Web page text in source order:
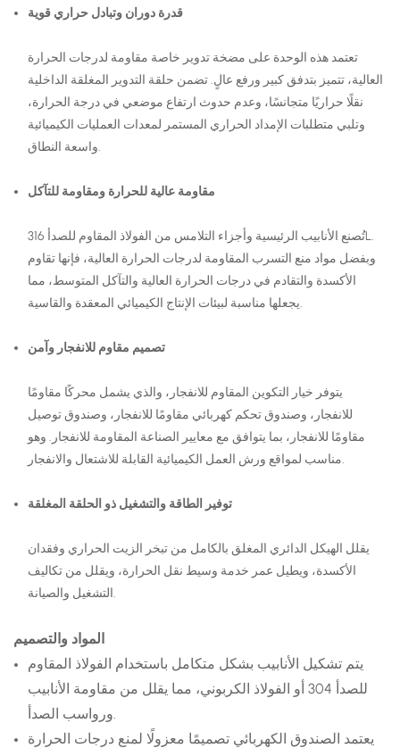
قدرة دوران وتبادل حراري قوية
تعتمد هذه الوحدة على مضخة تدوير خاصة مقاومة لدرجات الحرارة
العالية، تتميز بتدفق كبير ورفع عالٍ. تضمن حلقة التدوير المغلقة الداخلية
نقلًا حراريًا متجانسًا، وعدم حدوث ارتفاع موضعي في درجة الحرارة،
وتلبي متطلبات الإمداد الحراري المستمر لمعدات العمليات الكيميائية
واسعة النطاق.
مقاومة عالية للحرارة ومقاومة للتآكل
تُصنع الأنابيب الرئيسية وأجزاء التلامس من الفولاذ المقاوم للصدأ 316L.
وبفضل مواد منع التسرب المقاومة لدرجات الحرارة العالية، فإنها تقاوم
الأكسدة والتقادم في درجات الحرارة العالية والتآكل المتوسط، مما
يجعلها مناسبة لبيئات الإنتاج الكيميائي المعقدة والقاسية.
تصميم مقاوم للانفجار وآمن
يتوفر خيار التكوين المقاوم للانفجار، والذي يشمل محركًا مقاومًا
للانفجار، وصندوق تحكم كهربائي مقاومًا للانفجار، وصندوق توصيل
مقاومًا للانفجار، بما يتوافق مع معايير الصناعة المقاومة للانفجار. وهو
مناسب لمواقع ورش العمل الكيميائية القابلة للاشتعال والانفجار.
توفير الطاقة والتشغيل ذو الحلقة المغلقة
يقلل الهيكل الدائري المغلق بالكامل من تبخر الزيت الحراري وفقدان
الأكسدة، ويطيل عمر خدمة وسيط نقل الحرارة، ويقلل من تكاليف
التشغيل والصيانة.
المواد والتصميم
يتم تشكيل الأنابيب بشكل متكامل باستخدام الفولاذ المقاوم
للصدأ 304 أو الفولاذ الكربوني، مما يقلل من مقاومة الأنابيب
يعتمد الصندوق الكهربائي تصميمًا معزولًا لمنع درجات الحرارة